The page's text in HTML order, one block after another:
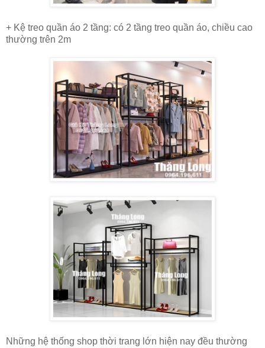
+ Kệ treo quần áo 2 tầng: có 2 tầng treo quần áo, chiều cao
thường trên 2m
Những hệ thống shop thời trang lớn hiện nay đều thường